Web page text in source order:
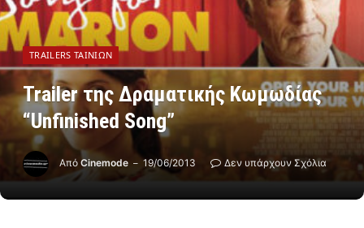
TRAILERS ΤΑΙΝΙΏΝ
Trailer της Δραματικής Κωμωδίας
“Unfinished Song”
Από Cinemode 19/06/2013 Δεν υπάρχουν Σχόλια